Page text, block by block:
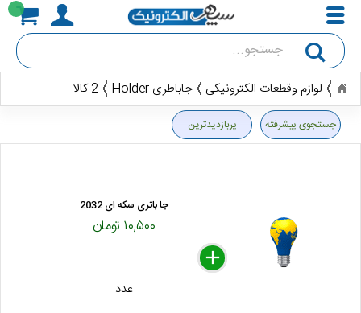
جستجو
لوازم وقطعات الکترونیکی جاباطری Holder 2 کالا
جستجوی پیشرفته پربازدیدترین
جا باتری سکه ای 2032
۱۰,۵۰۰ تومان
delete
remove
add
عدد